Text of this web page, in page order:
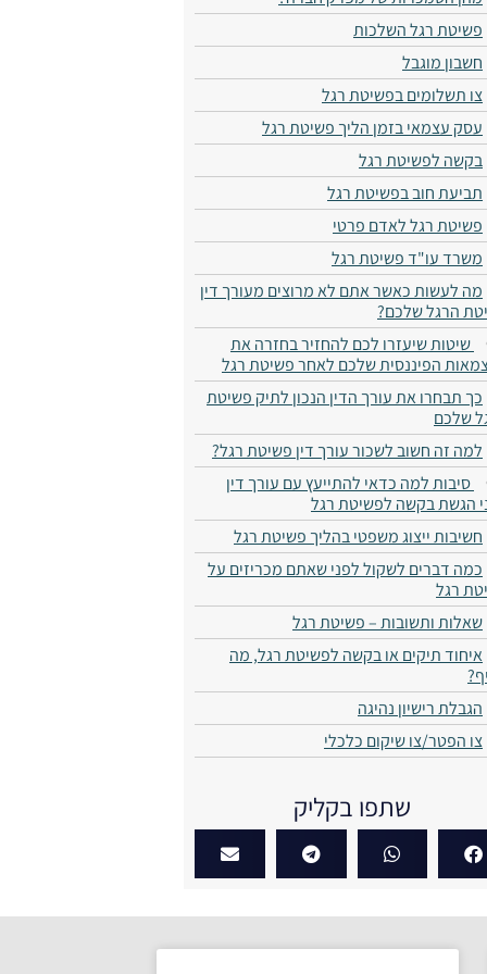
פשיטת רגל השלכות
חשבון מוגבל
צו תשלומים בפשיטת רגל
עסק עצמאי בזמן הליך פשיטת רגל
בקשה לפשיטת רגל
תביעת חוב בפשיטת רגל
פשיטת רגל לאדם פרטי
משרד עו"ד פשיטת רגל
מה לעשות כאשר אתם לא מרוצים מעורך דין
הרגל שלכם​?
5 שיטות שיעזרו לכם להחזיר בחזרה את
הפיננסית שלכם​ לאחר פשיטת רגל
כך תבחרו את עורך הדין הנכון לתיק פשיטת
שלכם​
למה זה חשוב לשכור עורך דין פשיטת רגל?
6 סיבות למה כדאי להתייעץ עם עורך דין
הגשת בקשה לפשיטת רגל​
חשיבות ייצוג משפטי בהליך פשיטת רגל
כמה דברים לשקול לפני שאתם מכריזים על
רגל​
שאלות ותשובות – פשיטת רגל
איחוד תיקים או בקשה לפשיטת רגל, מה
​הגבלת רישיון נהיגה
צו הפטר/צו שיקום כלכלי
שתפו בקליק